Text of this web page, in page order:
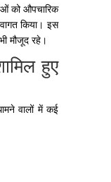
को औपचारिक
किया। इस
मौजूद रहे।
हुए
वालों में कई